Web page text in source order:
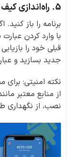
5. راه‌اندازی کیف پول:
برنامه را باز
قبلی خود را
جدید بسازید و
از منابع معتبر
نصب، از نگهداری